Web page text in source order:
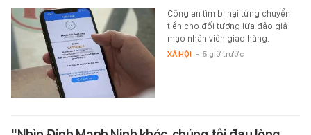
Công an tìm bị hại từng chuyển
tiền cho đối tượng lừa đảo giả
mạo nhân viên giao hàng.
XÃ HỘI - 5 giờ trước